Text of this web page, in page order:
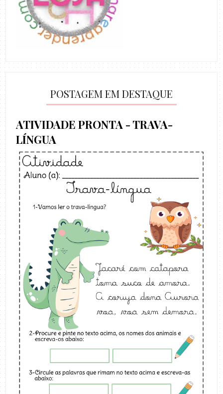
POSTAGEM EM DESTAQUE
ATIVIDADE PRONTA - TRAVA-
LÍNGUA